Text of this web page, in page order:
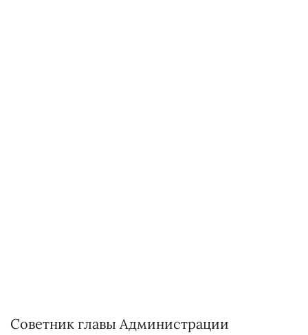
Советник главы Администрации